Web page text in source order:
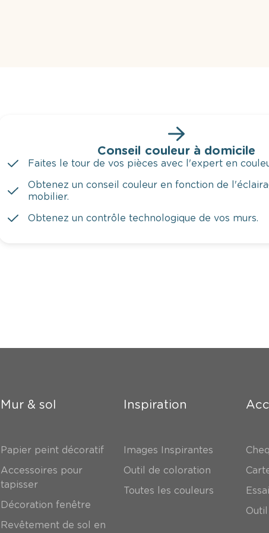
Conseil couleur à domicile
Faites le tour de vos pièces avec l'expert en
Obtenez un conseil couleur en fonction de
mobilier.
Obtenez un contrôle technologique de vos murs.
Mur & sol
Papier peint décoratif
Accessoires pour
tapisser
Décoration fenêtre
Revêtement de sol en
Inspiration
Images Inspirantes
Outil de coloration
Toutes les couleurs